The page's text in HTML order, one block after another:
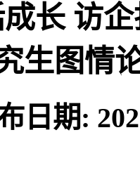
成长 访
生图情
日期: